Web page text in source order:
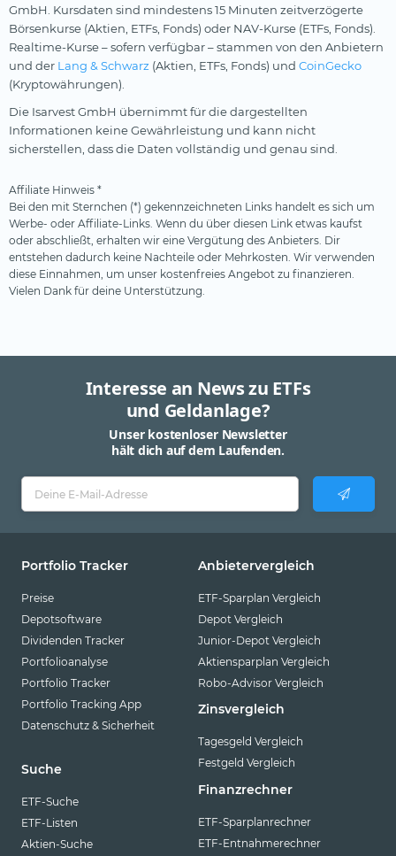
GmbH. Kursdaten sind mindestens 15 Minuten zeitverzögerte
Börsenkurse (Aktien, ETFs, Fonds) oder NAV-Kurse (ETFs, Fonds).
Realtime-Kurse – sofern verfügbar – stammen von den Anbietern
und der Lang & Schwarz (Aktien, ETFs, Fonds) und CoinGecko
(Kryptowährungen).
Die Isarvest GmbH übernimmt für die dargestellten
Informationen keine Gewährleistung und kann nicht
sicherstellen, dass die Daten vollständig und genau sind.
Affiliate Hinweis *
Bei den mit Sternchen (*) gekennzeichneten Links handelt es sich um
Werbe- oder Affiliate-Links. Wenn du über diesen Link etwas kaufst
oder abschließt, erhalten wir eine Vergütung des Anbieters. Dir
entstehen dadurch keine Nachteile oder Mehrkosten. Wir verwenden
diese Einnahmen, um unser kostenfreies Angebot zu finanzieren.
Vielen Dank für deine Unterstützung.
Interesse an News zu ETFs
und Geldanlage?
Unser kostenloser Newsletter
hält dich auf dem Laufenden.
Portfolio Tracker
Preise
Depotsoftware
Dividenden Tracker
Portfolioanalyse
Portfolio Tracker
Portfolio Tracking App
Datenschutz & Sicherheit
Suche
ETF-Suche
ETF-Listen
Aktien-Suche
Anbietervergleich
ETF-Sparplan Vergleich
Depot Vergleich
Junior-Depot Vergleich
Aktiensparplan Vergleich
Robo-Advisor Vergleich
Zinsvergleich
Tagesgeld Vergleich
Festgeld Vergleich
Finanzrechner
ETF-Sparplanrechner
ETF-Entnahmerechner